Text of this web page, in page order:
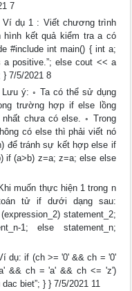
7
Ví dụ 1 : Viết chương trình
kết quả kiểm tra a có
#include int main() { int a;
positive.”; else cout << a
} 7/5/2021 8
ý: ◦ Ta có thể sử dụng
trường hợp if else lồng
chưa có else. ◦ Trong
có else thì phải viết nó
để tránh sự kết hợp else if
if (a>b) z=a; z=a; else else
muốn thực hiện 1 trong n
tử if dưới dạng sau:
statement_2;
1; else statement_n;
dụ: if (ch >= '0' && ch = '0'
&& ch = 'a' && ch <= 'z')
biet”; } } 7/5/2021 11